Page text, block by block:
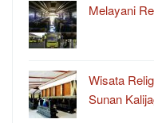
Melayani
Wisata
Sunan